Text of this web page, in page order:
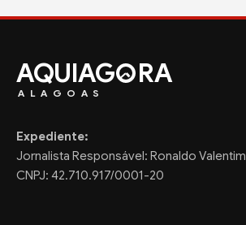
AQUIAG RA
ALAGOAS
Expediente:
Jornalista Responsável: Ronaldo Valentim
CNPJ: 42.710.917/0001-20